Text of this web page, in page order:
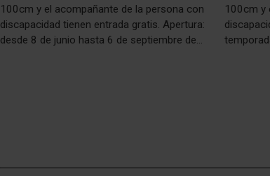
100cm y el acompañante de la persona con
discapacidad tienen entrada gratis. Apertura:
desde 8 de junio hasta 6 de septiembre de
100cm y